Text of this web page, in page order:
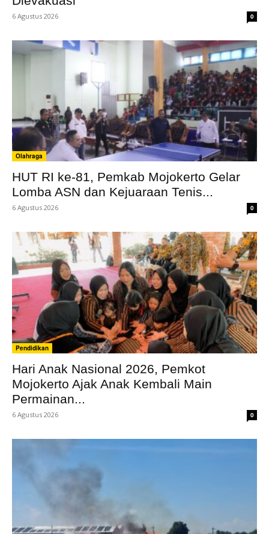
6 Agustus 2026 0
Olahraga
HUT RI ke-81, Pemkab Mojokerto Gelar
Lomba ASN dan Kejuaraan Tenis...
6 Agustus 2026 0
Pendidikan
Hari Anak Nasional 2026, Pemkot
Mojokerto Ajak Anak Kembali Main
Permainan...
6 Agustus 2026 0